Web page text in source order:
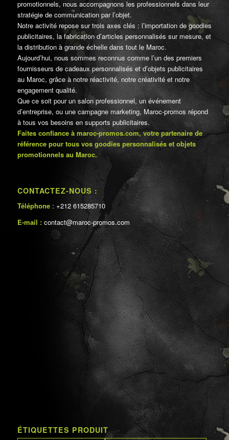
promotionnels, nous accompagnons les professionnels dans leur
stratégie de communication par l’objet.
Notre activité repose sur trois axes clés : l’importation de goodies
publicitaires, la fabrication d’articles personnalisés sur mesure, et
la distribution à grande échelle dans tout le Maroc.
Aujourd’hui, nous sommes reconnus comme l’un des premiers
fournisseurs de cadeaux personnalisés et d’objets publicitaires
au Maroc, grâce à notre réactivité, notre créativité et notre
engagement qualité.
Que ce soit pour un salon professionnel, un événement
d’entreprise, ou une campagne marketing, Maroc-promos répond
à tous vos besoins en supports publicitaires.
Faites confiance à maroc-promos.com, votre partenaire de
référence pour tous vos goodies personnalisés et objets
promotionnels au Maroc.
CONTACTEZ-NOUS :
Téléphone : +212 615285710
E-mail : contact@maroc-promos.com
ÉTIQUETTES PRODUIT